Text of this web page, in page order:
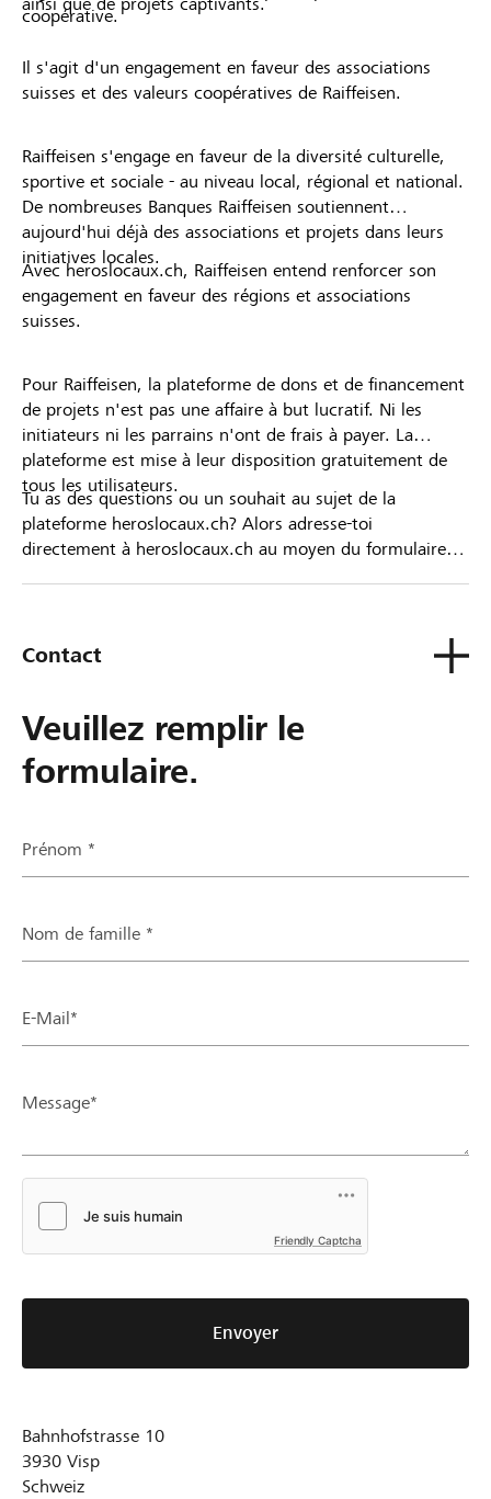
coopérative.
Il s'agit d'un engagement en faveur des associations
suisses et des valeurs coopératives de Raiffeisen.
Raiffeisen s'engage en faveur de la diversité culturelle,
sportive et sociale - au niveau local, régional et national.
De nombreuses Banques Raiffeisen soutiennent
aujourd'hui déjà des associations et projets dans leurs
initiatives locales.
Avec heroslocaux.ch, Raiffeisen entend renforcer son
engagement en faveur des régions et associations
suisses.
Pour Raiffeisen, la plateforme de dons et de financement
de projets n'est pas une affaire à but lucratif. Ni les
initiateurs ni les parrains n'ont de frais à payer. La
plateforme est mise à leur disposition gratuitement de
tous les utilisateurs.
Tu as des questions ou un souhait au sujet de la
plateforme heroslocaux.ch? Alors adresse-toi
directement à heroslocaux.ch au moyen du formulaire
Contact
Veuillez remplir le
formulaire.
Prénom *
Nom de famille *
E-Mail*
Message*
Friendly Captcha
Envoyer
Bahnhofstrasse 10
3930 Visp
Schweiz